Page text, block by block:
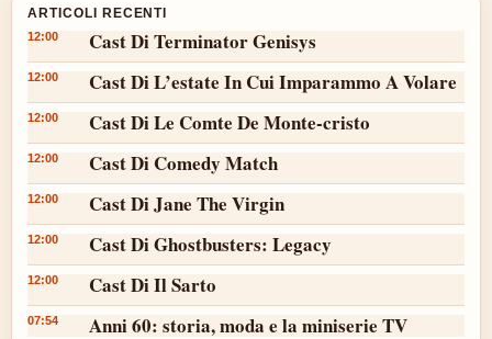
ARTICOLI RECENTI
12:00 Cast Di Terminator Genisys
12:00 Cast Di L’estate In Cui Imparammo A Volare
12:00 Cast Di Le Comte De Monte-cristo
12:00 Cast Di Comedy Match
12:00 Cast Di Jane The Virgin
12:00 Cast Di Ghostbusters: Legacy
12:00 Cast Di Il Sarto
07:54 Anni 60: storia, moda e la miniserie TV